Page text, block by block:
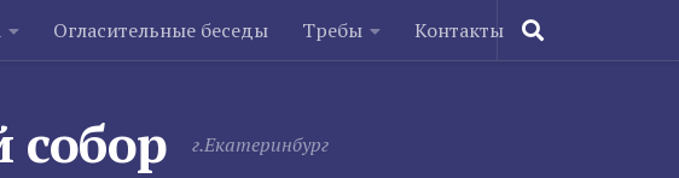
Огласительные беседы Требы Контакты
г.Екатеринбург